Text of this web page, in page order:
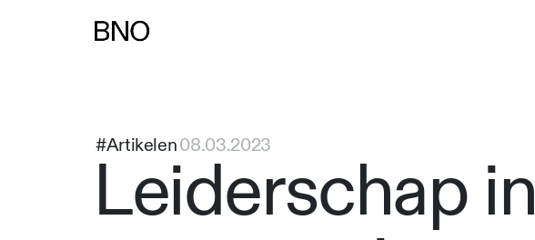
#Artikelen08.03.2023
Leiderschap in